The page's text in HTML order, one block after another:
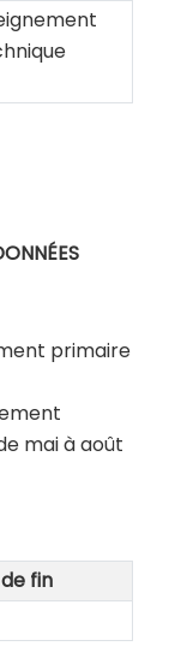
primaire
mai à août
fin